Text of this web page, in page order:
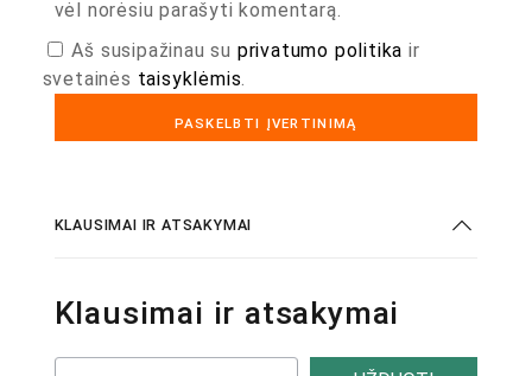
vėl norėsiu parašyti komentarą.
Aš susipažinau su privatumo politika ir
svetainės taisyklėmis.
KLAUSIMAI IR ATSAKYMAI
Klausimai ir atsakymai